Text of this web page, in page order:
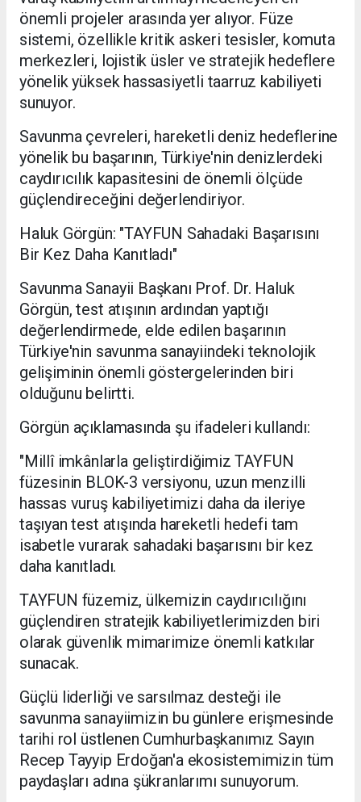
önemli projeler arasında yer alıyor. Füze
sistemi, özellikle kritik askeri tesisler, komuta
merkezleri, lojistik üsler ve stratejik hedeflere
yönelik yüksek hassasiyetli taarruz kabiliyeti
sunuyor.
Savunma çevreleri, hareketli deniz hedeflerine
yönelik bu başarının, Türkiye'nin denizlerdeki
caydırıcılık kapasitesini de önemli ölçüde
güçlendireceğini değerlendiriyor.
Haluk Görgün: "TAYFUN Sahadaki Başarısını
Bir Kez Daha Kanıtladı"
Savunma Sanayii Başkanı Prof. Dr. Haluk
Görgün, test atışının ardından yaptığı
değerlendirmede, elde edilen başarının
Türkiye'nin savunma sanayiindeki teknolojik
gelişiminin önemli göstergelerinden biri
olduğunu belirtti.
Görgün açıklamasında şu ifadeleri kullandı:
"Millî imkânlarla geliştirdiğimiz TAYFUN
füzesinin BLOK-3 versiyonu, uzun menzilli
hassas vuruş kabiliyetimizi daha da ileriye
taşıyan test atışında hareketli hedefi tam
isabetle vurarak sahadaki başarısını bir kez
daha kanıtladı.
TAYFUN füzemiz, ülkemizin caydırıcılığını
güçlendiren stratejik kabiliyetlerimizden biri
olarak güvenlik mimarimize önemli katkılar
sunacak.
Güçlü liderliği ve sarsılmaz desteği ile
savunma sanayiimizin bu günlere erişmesinde
tarihi rol üstlenen Cumhurbaşkanımız Sayın
Recep Tayyip Erdoğan'a ekosistemimizin tüm
paydaşları adına şükranlarımı sunuyorum.